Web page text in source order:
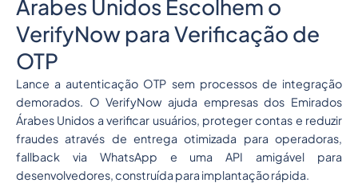
Árabes Unidos Escolhem o
VerifyNow para Verificação de
OTP
Lance a autenticação OTP sem processos de integração
demorados. O VerifyNow ajuda empresas dos Emirados
Árabes Unidos a verificar usuários, proteger contas e reduzir
fraudes através de entrega otimizada para operadoras,
fallback via WhatsApp e uma API amigável para
desenvolvedores, construída para implantação rápida.